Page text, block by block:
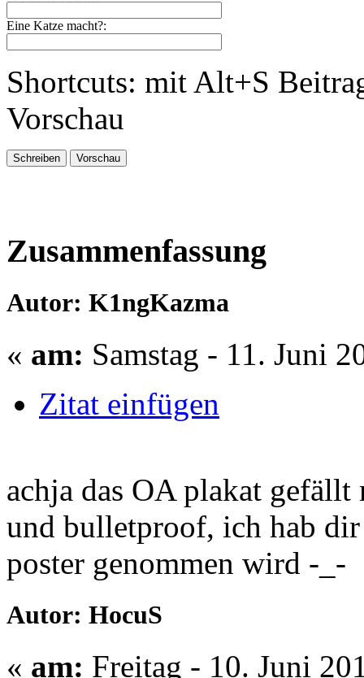
Eine Katze macht?:
Shortcuts: mit Alt+S
Vorschau
Zusammenfassung
Autor: K1ngKazma
« am: Samstag - 11. Juni
Zitat einfügen
achja das OA plakat
und bulletproof, ich hab dir
poster genommen wird -_-
Autor: HocuS
« am: Freitag - 10. Juni